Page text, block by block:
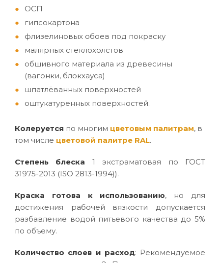
ОСП
гипсокартона
флизелиновых обоев под покраску
малярных стеклохолстов
обшивного материала из древесины
(вагонки, блокхауса)
шпатлёванных поверхностей
оштукатуренных поверхностей.
Колеруется по многим цветовым палитрам, в
том числе цветовой палитре RAL.
Степень блеска 1 экстраматовая по ГОСТ
31975-2013 (ISO 2813-1994)).
Краска готова к использованию, но для
достижения рабочей вязкости допускается
разбавление водой питьевого качества до 5%
по объему.
Количество слоев и расход: Рекомендуемое